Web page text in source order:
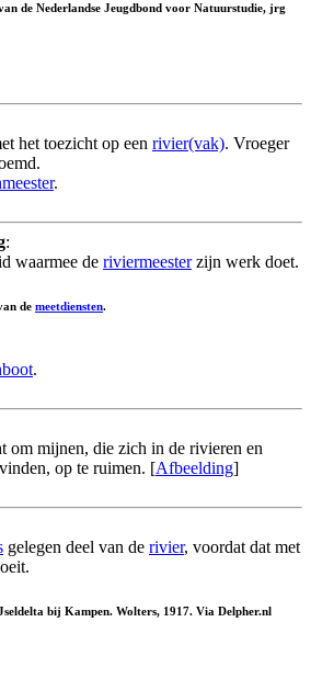
de Nederlandse Jeugdbond voor Natuurstudie, jrg
het toezicht op een rivier(vak). Vroeger
.
:
waarmee de riviermeesterzijn werk doet.
de meetdiensten.
.
om mijnen, die zich in de rivieren en
op te ruimen. [Afbeelding]
gelegen deel van de rivier, voordat dat met
bij Kampen. Wolters, 1917. Via Delpher.nl